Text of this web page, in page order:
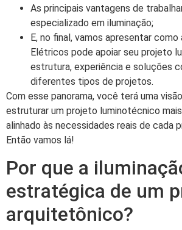
As principais vantagens de
especializado em iluminação;
E, no final, vamos apresentar como
Elétricos pode apoiar seu projeto
estrutura, experiência e soluções
diferentes tipos de projetos.
Com esse panorama, você terá uma
estruturar um projeto luminotécnico
alinhado às necessidades reais de cada
Então vamos lá!
Por que a
estratégica de um
arquitetônico?